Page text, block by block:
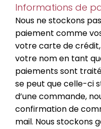
Informations de
Nous ne stockons
paiement comme
votre carte de
votre nom en tant
paiements sont
se peut que celle-ci
d’une commande,
confirmation de
mail. Nous stockons